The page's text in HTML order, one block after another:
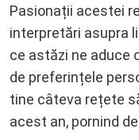
Pasionații acestei
interpretări asupra
ce astăzi ne aduce
de preferințele
tine câteva rețete
acest an, pornind